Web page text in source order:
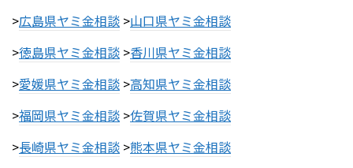
>広島県ヤミ金相談 >山口県ヤミ金相談
>徳島県ヤミ金相談 >香川県ヤミ金相談
>愛媛県ヤミ金相談 >高知県ヤミ金相談
>福岡県ヤミ金相談 >佐賀県ヤミ金相談
>長崎県ヤミ金相談 >熊本県ヤミ金相談